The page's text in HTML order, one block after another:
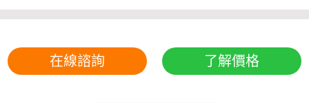
在線諮詢 了解價格